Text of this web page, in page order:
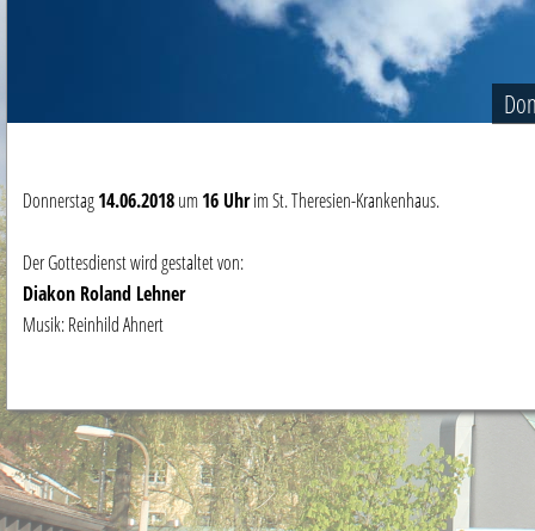
Donnerstag14.06.2018um 16 Uhrim St. Theresien-Krankenhaus.
Der Gottesdienst wird gestaltet von:
Diakon Roland Lehner
Musik: Reinhild Ahnert